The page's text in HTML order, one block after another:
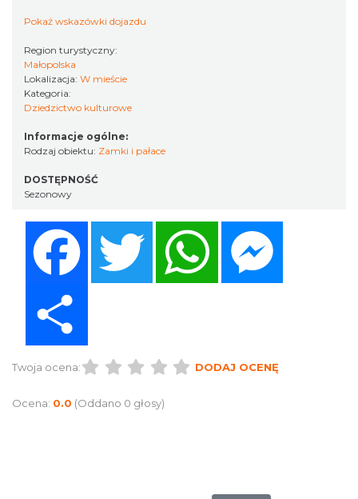
Pokaż wskazówki dojazdu
Region turystyczny:
Małopolska
Lokalizacja: W mieście
Kategoria:
Dziedzictwo kulturowe
Informacje ogólne:
Rodzaj obiektu: Zamki i pałace
DOSTĘPNOŚĆ
Sezonowy
Twitter WhatsApp
Twoja ocena: DODAJ OCENĘ
Ocena: 0.0 (Oddano 0 głosy)